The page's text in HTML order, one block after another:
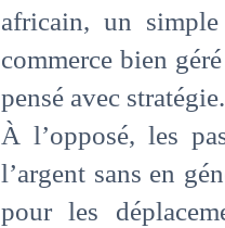
africain, un
commerce bien
pensé avec stratégie.
À l’opposé, les
l’argent sans en
pour les